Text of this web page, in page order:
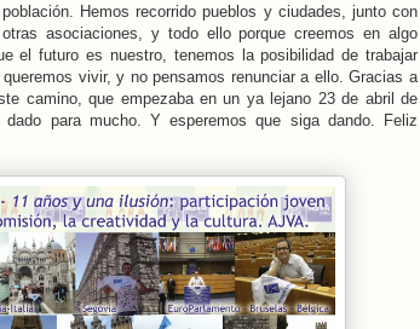
Hemos recorrido pueblos y ciudades, junto con
asociaciones, y todo ello porque creemos en algo
el futuro es nuestro, tenemos la posibilidad de trabajar
vivir, y no pensamos renunciar a ello. Gracias a
camino, que empezaba en un ya lejano 23 de abril de
para mucho. Y esperemos que siga dando. Feliz